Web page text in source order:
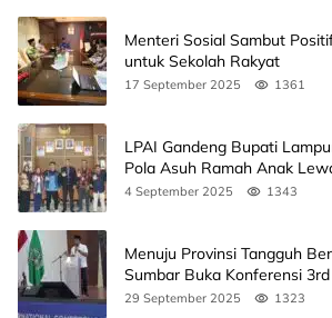
Menteri Sosial Sambut
untuk Sekolah Rakyat
17 September 2025 1361
LPAI Gandeng Bupati
Pola Asuh Ramah Anak
Ini Jadwalnya
4 September 2025 1343
Menuju Provinsi Tangguh
Sumbar Buka Konferensi
Unand
29 September 2025 1323